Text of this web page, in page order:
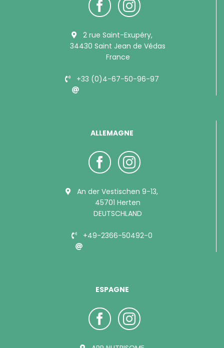
2 rue Saint-Exupéry,
34430 Saint Jean de Védas
France
+33 (0)4-67-50-96-97
ALLEMAGNE
An der Vestischen 9-13,
45701 Herten
DEUTSCHLAND
+49-2366-50492-0
ESPAGNE